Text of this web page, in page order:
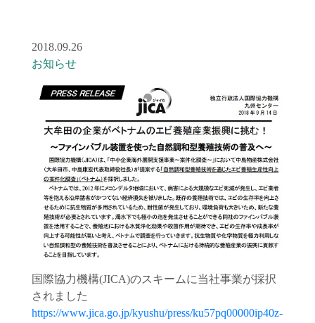
2018.09.26
お知らせ
国際協力機構(JICA)のスキームに当社事業が採択
されました
https://www.jica.go.jp/kyushu/press/ku57pq00000ip40z-